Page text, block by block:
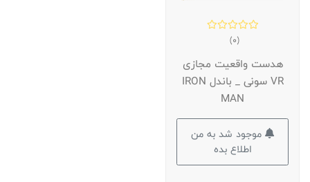
(0)
هدست واقعیت مجازی
VR سونی _ باندل IRON
MAN
موجود شد به من
اطلاع بده